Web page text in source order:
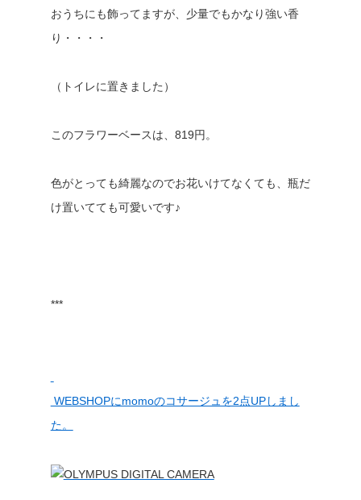
おうちにも飾ってますが、少量でもかなり強い香
り・・・・
（トイレに置きました）
このフラワーベースは、819円。
色がとっても綺麗なのでお花いけてなくても、瓶だ
け置いてても可愛いです♪
***
WEBSHOPにmomoのコサージュを2点UPしまし
た。